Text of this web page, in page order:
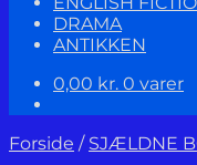
DRAMA
ANTIKKEN
0,00 kr. 0 varer
Forside / SJÆLDNE